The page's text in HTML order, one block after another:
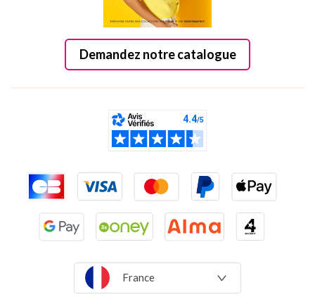
Demandez notre catalogue
France